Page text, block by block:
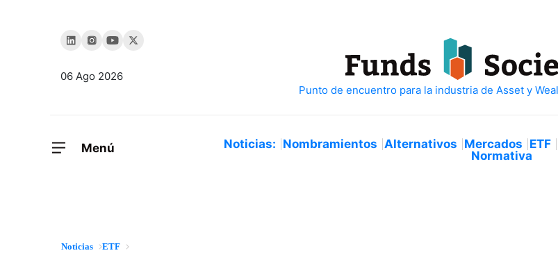
06 Ago 2026
Menú Noticias: Nombramientos Alternativos Mercados ETF
Normativa
Noticias ETF